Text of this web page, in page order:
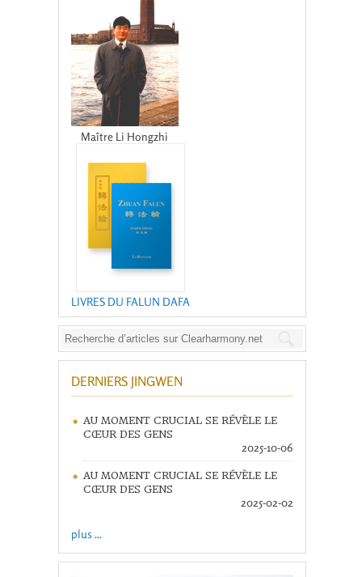
Maître Li Hongzhi
LIVRES DU FALUN DAFA
DERNIERS JINGWEN
AU MOMENT CRUCIAL SE RÉVÈLE LE
CŒUR DES GENS
2025-10-06
AU MOMENT CRUCIAL SE RÉVÈLE LE
CŒUR DES GENS
2025-02-02
plus ...